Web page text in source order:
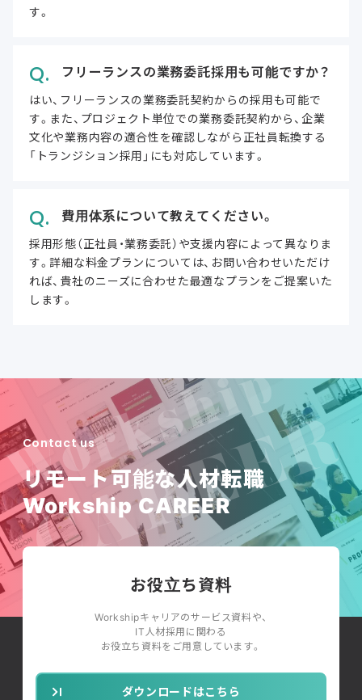
す。
フリーランスの業務委託採用も可能ですか？
はい、フリーランスの業務委託契約からの採用も可能で
す。また、プロジェクト単位での業務委託契約から、企業
文化や業務内容の適合性を確認しながら正社員転換する
「トランジション採用」にも対応しています。
費用体系について教えてください。
採用形態（正社員・業務委託）や支援内容によって異なりま
す。詳細な料金プランについては、お問い合わせいただけ
れば、貴社のニーズに合わせた最適なプランをご提案いた
します。
Contact us
リモート可能な人材転職
Workship CAREER
お役立ち資料
Workshipキャリアのサービス資料や、
IT人材採用に関わる
お役立ち資料をご用意しています。
ダウンロードはこちら